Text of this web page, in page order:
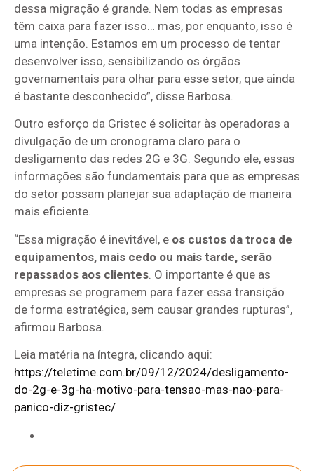
dessa migração é grande. Nem todas as empresas
têm caixa para fazer isso… mas, por enquanto, isso é
uma intenção. Estamos em um processo de tentar
desenvolver isso, sensibilizando os órgãos
governamentais para olhar para esse setor, que ainda
é bastante desconhecido”, disse Barbosa.
Outro esforço da Gristec é solicitar às operadoras a
divulgação de um cronograma claro para o
desligamento das redes 2G e 3G. Segundo ele, essas
informações são fundamentais para que as empresas
do setor possam planejar sua adaptação de maneira
mais eficiente.
“Essa migração é inevitável, e os custos da troca de
equipamentos, mais cedo ou mais tarde, serão
repassados aos clientes . O importante é que as
empresas se programem para fazer essa transição
de forma estratégica, sem causar grandes rupturas”,
afirmou Barbosa.
Leia matéria na íntegra, clicando aqui:
https://teletime.com.br/09/12/2024/desligamento-
do-2g-e-3g-ha-motivo-para-tensao-mas-nao-para-
panico-diz-gristec/